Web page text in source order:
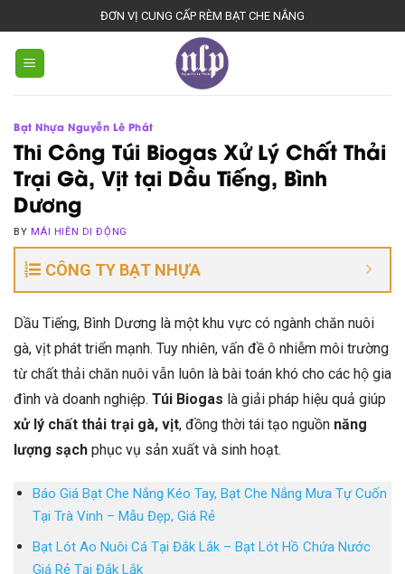
to
content
ĐƠN VỊ CUNG CẤP RÈM BẠT CHE NẮNG
Bạt Nhựa Nguyễn Lê Phát
Thi Công Túi Biogas Xử Lý Chất Thải
Trại Gà, Vịt tại Dầu Tiếng, Bình
Dương
BY MÁI HIÊN DI ĐỘNG
CÔNG TY BẠT NHỰA
Dầu Tiếng, Bình Dương là một khu vực có ngành chăn nuôi
gà, vịt phát triển mạnh. Tuy nhiên, vấn đề ô nhiễm môi trường
từ chất thải chăn nuôi vẫn luôn là bài toán khó cho các hộ gia
đình và doanh nghiệp. Túi Biogas là giải pháp hiệu quả giúp
xử lý chất thải trại gà, vịt, đồng thời tái tạo nguồn năng
lượng sạch phục vụ sản xuất và sinh hoạt.
Báo Giá Bạt Che Nắng Kéo Tay, Bạt Che Nắng Mưa Tự Cuốn
Tại Trà Vinh – Mẫu Đẹp, Giá Rẻ
Bạt Lót Ao Nuôi Cá Tại Đắk Lắk – Bạt Lót Hồ Chứa Nước
Giá Rẻ Tại Đắk Lắk